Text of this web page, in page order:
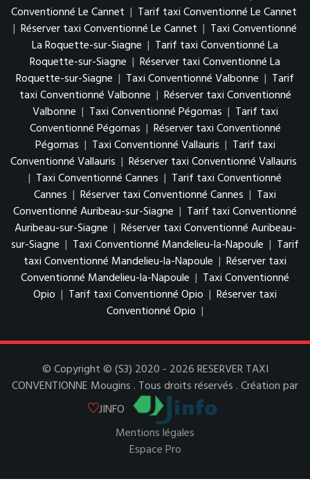
Conventionné Le Cannet | Tarif taxi Conventionné Le Cannet
| Réserver taxi Conventionné Le Cannet | Taxi Conventionné
La Roquette-sur-Siagne | Tarif taxi Conventionné La
Roquette-sur-Siagne | Réserver taxi Conventionné La
Roquette-sur-Siagne | Taxi Conventionné Valbonne | Tarif
taxi Conventionné Valbonne | Réserver taxi Conventionné
Valbonne | Taxi Conventionné Pégomas | Tarif taxi
Conventionné Pégomas | Réserver taxi Conventionné
Pégomas | Taxi Conventionné Vallauris | Tarif taxi
Conventionné Vallauris | Réserver taxi Conventionné Vallauris
| Taxi Conventionné Cannes | Tarif taxi Conventionné
Cannes | Réserver taxi Conventionné Cannes | Taxi
Conventionné Auribeau-sur-Siagne | Tarif taxi Conventionné
Auribeau-sur-Siagne | Réserver taxi Conventionné Auribeau-
sur-Siagne | Taxi Conventionné Mandelieu-la-Napoule | Tarif
taxi Conventionné Mandelieu-la-Napoule | Réserver taxi
Conventionné Mandelieu-la-Napoule | Taxi Conventionné
Opio | Tarif taxi Conventionné Opio | Réserver taxi
Conventionné Opio |
© Copyright © (S3) 2020 - 2026 RESERVER TAXI
CONVENTIONNE Mougins . Tous droits réservés . Création par
JINFO
Mentions légales
Espace Pro